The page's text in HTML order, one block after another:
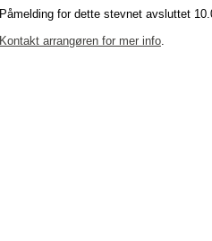
Påmelding for dette stevnet avsluttet
Kontakt arrangøren for mer info.